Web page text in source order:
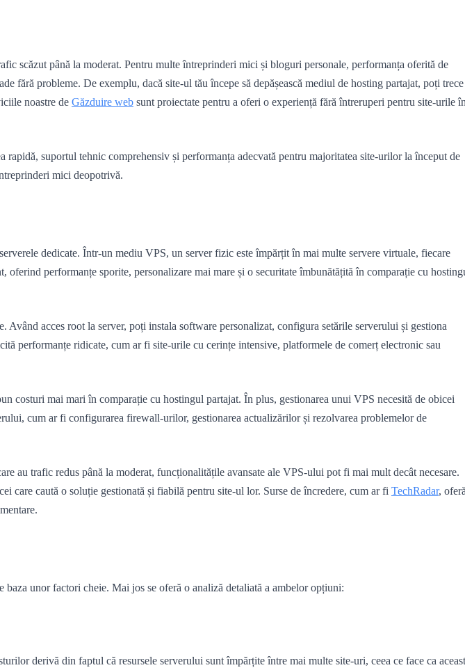
scăzut până la moderat. Pentru multe întreprinderi mici și bloguri personale, performanța oferită de
probleme. De exemplu, dacă site-ul tău începe să depășească mediul de hosting partajat, poți trece
noastre de Găzduire web sunt proiectate pentru a oferi o experiență fără întreruperi pentru site-urile
suportul tehnic comprehensiv și performanța adecvată pentru majoritatea site-urilor la început de
mici deopotrivă.
dedicate. Într-un mediu VPS, un server fizic este împărțit în mai multe servere virtuale, fiecare
performanțe sporite, personalizare mai mare și o securitate îmbunătățită în comparație cu
acces root la server, poți instala software personalizat, configura setările serverului și gestiona
performanțe ridicate, cum ar fi site-urile cu cerințe intensive, platformele de comerț electronic sau
mai mari în comparație cu hostingul partajat. În plus, gestionarea unui VPS necesită de obicei
cum ar fi configurarea firewall-urilor, gestionarea actualizărilor și rezolvarea problemelor de
au trafic redus până la moderat, funcționalitățile avansate ale VPS-ului pot fi mai mult decât necesare.
care caută o soluție gestionată și fiabilă pentru site-ul lor. Surse de încredere, cum ar fi TechRadar,
unor factori cheie. Mai jos se oferă o analiză detaliată a ambelor opțiuni:
derivă din faptul că resursele serverului sunt împărțite între mai multe site-uri, ceea ce face ca